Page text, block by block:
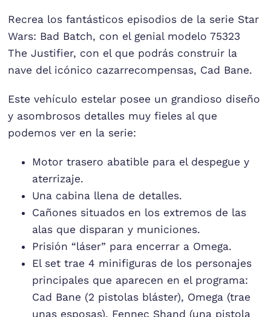
Recrea los fantásticos episodios de la serie Star
Wars: Bad Batch, con el genial modelo 75323
The Justifier, con el que podrás construir la
nave del icónico cazarrecompensas, Cad Bane.
Este vehículo estelar posee un grandioso diseño
y asombrosos detalles muy fieles al que
podemos ver en la serie:
Motor trasero abatible para el despegue y
aterrizaje.
Una cabina llena de detalles.
Cañones situados en los extremos de las
alas que disparan y municiones.
Prisión “láser” para encerrar a Omega.
El set trae 4 minifiguras de los personajes
principales que aparecen en el programa:
Cad Bane (2 pistolas bláster), Omega (trae
unas esposas), Fennec Shand (una pistola